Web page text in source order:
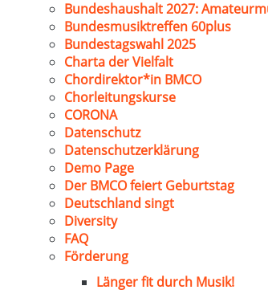
Bundeshaushalt 2027:
Bundesmusiktreffen 60plus
Bundestagswahl 2025
Charta der Vielfalt
Chordirektor*in BMCO
Chorleitungskurse
CORONA
Datenschutz
Datenschutzerklärung
Demo Page
Der BMCO feiert Geburtstag
Deutschland singt
Diversity
FAQ
Förderung
Länger fit durch Musik!